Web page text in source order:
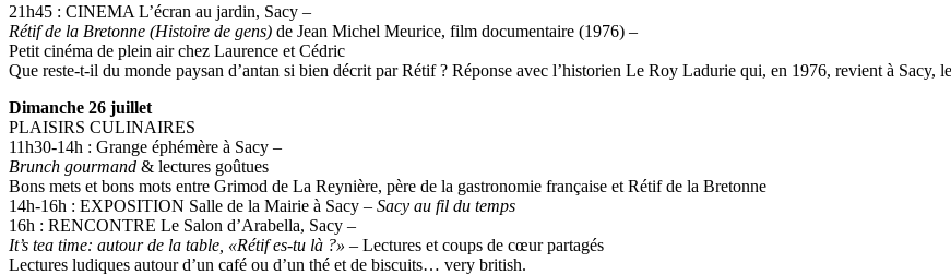
21h45 : CINEMA L’écran au jardin, Sacy –
Rétif de la Bretonne (Histoire de gens) de Jean Michel Meurice, film documentaire (1976) –
Petit cinéma de plein air chez Laurence et Cédric
Que reste-t-il du monde paysan d’antan si bien décrit par Rétif ? Réponse avec l’historien Le Roy Ladurie qui, en 1976, revient à Sacy,
Dimanche 26 juillet
PLAISIRS CULINAIRES
11h30-14h : Grange éphémère à Sacy –
Brunch gourmand & lectures goûtues
Bons mets et bons mots entre Grimod de La Reynière, père de la gastronomie française et Rétif de la Bretonne
14h-16h : EXPOSITION Salle de la Mairie à Sacy – Sacy au fil du temps
16h : RENCONTRE Le Salon d’Arabella, Sacy –
It’s tea time: autour de la table, «Rétif es-tu là ?» – Lectures et coups de cœur partagés
Lectures ludiques autour d’un café ou d’un thé et de biscuits… very british.